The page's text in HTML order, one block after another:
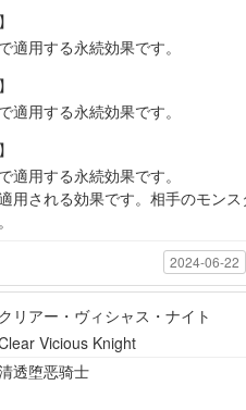
適用する永続効果です。
適用する永続効果です。
適用する永続効果です。
用される効果です。相手のモン
2024-06-22
クリアー・ヴィシャス・ナイト
Vicious Knight
透堕恶骑士